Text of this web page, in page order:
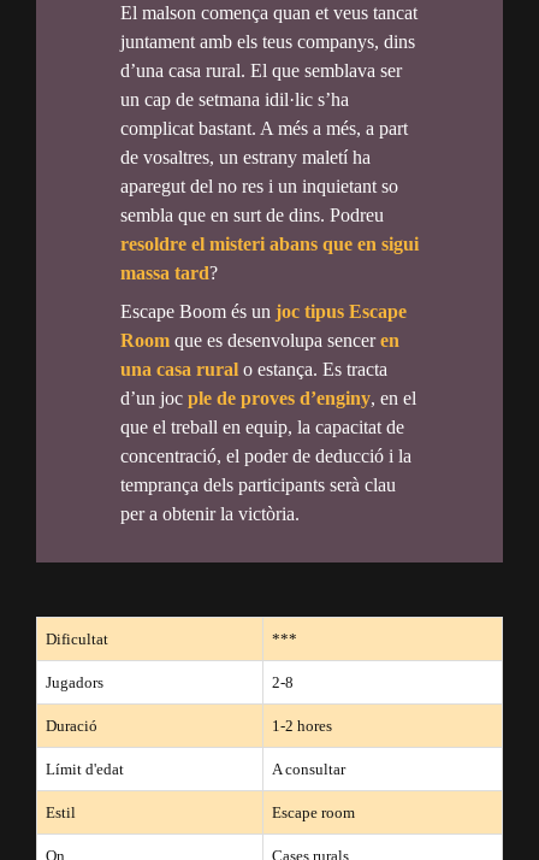
El malson comença quan et veus tancat
juntament amb els teus companys, dins
d’una casa rural. El que semblava ser
un cap de setmana idil·lic s’ha
complicat bastant. A més a més, a part
de vosaltres, un estrany maletí ha
aparegut del no res i un inquietant so
sembla que en surt de dins. Podreu
resoldre el misteri abans que en sigui
massa tard?
Escape Boom és un joc tipus Escape
Room que es desenvolupa senceren
una casa rural o estança. Es tracta
d’un joc ple de proves d’enginy, en el
que el treball en equip, la capacitat de
concentració, el poder de deducció i la
temprança dels participants serà clau
per a obtenir la victòria.
Dificultat ***
Jugadors 2-8
Duració 1-2 hores
Límit d'edat A consultar
Estil Escape room
On Cases rurals